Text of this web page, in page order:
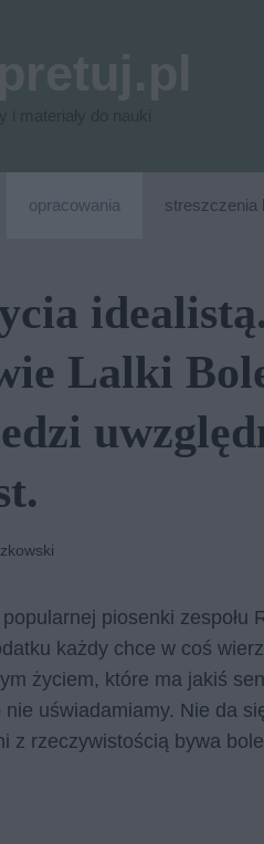
opracowania streszczenia
Lalki
piosenki zespołu
każdy chce w coś
życiem, które ma jakiś
nie uświadamiamy. Nie da
z rzeczywistością bywa